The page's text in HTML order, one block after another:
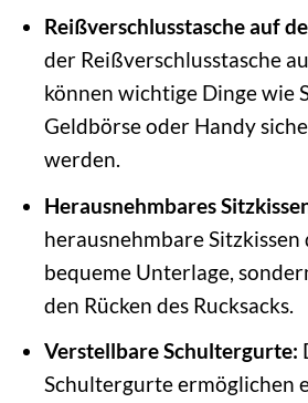
Reißverschlusstasche auf
der Reißverschlusstasche
können wichtige Dinge wie
Geldbörse oder Handy
werden.
Herausnehmbares
herausnehmbare
bequeme Unterlage,
den Rücken des Rucksacks.
Verstellbare Schultergurte:
Schultergurte ermöglichen